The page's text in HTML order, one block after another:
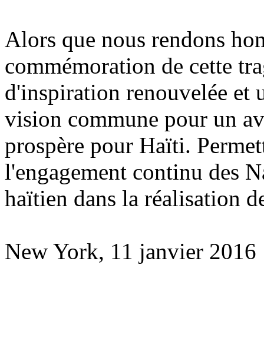
Alors que nous rendons
commémoration de cette
d'inspiration renouvelée et
vision commune pour un
prospère pour Haïti.
l'engagement continu des
haïtien dans la réalisation
New York, 11 janvier 2016